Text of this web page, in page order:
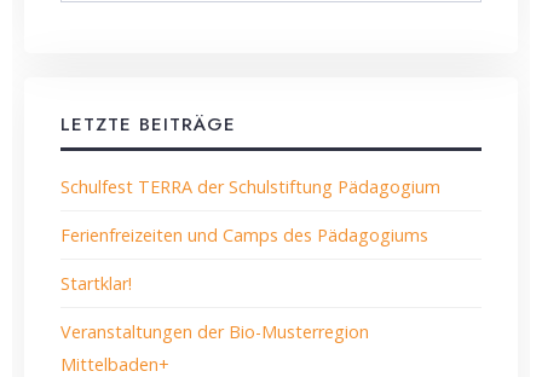
LETZTE BEITRÄGE
Schulfest TERRA der Schulstiftung Pädagogium
Ferienfreizeiten und Camps des Pädagogiums
Startklar!
Veranstaltungen der Bio-Musterregion
Mittelbaden+